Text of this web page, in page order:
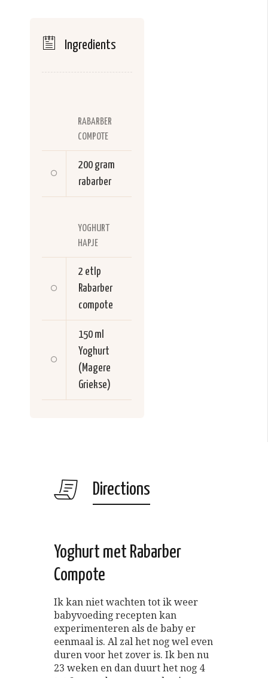
Ingredients
RABARBER
COMPOTE
200 gram
rabarber
YOGHURT
HAPJE
2 etlp
Rabarber
compote
150 ml
Yoghurt
(Magere
Griekse)
Directions
Yoghurt met Rabarber
Compote
Ik kan niet wachten tot ik weer
babyvoeding recepten kan
experimenteren als de baby er
eenmaal is. Al zal het nog wel even
duren voor het zover is. Ik ben nu
23 weken en dan duurt het nog 4